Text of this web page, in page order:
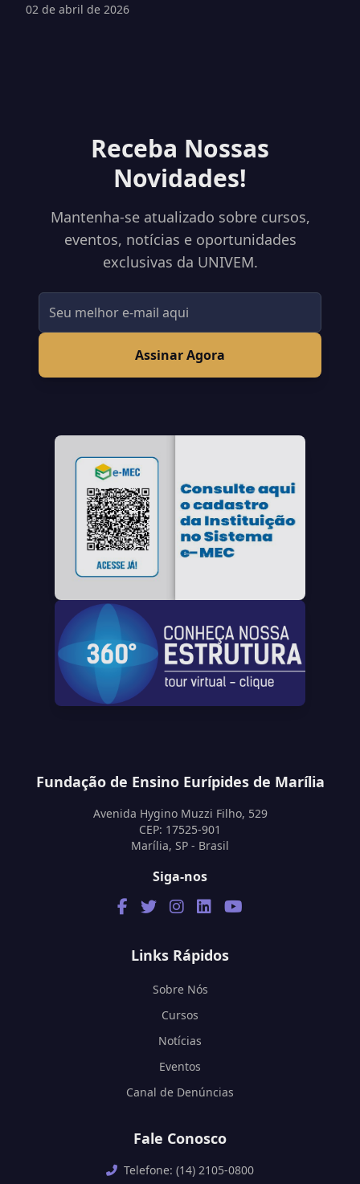
02 de abril de 2026
Receba Nossas
Novidades!
Mantenha-se atualizado sobre cursos,
eventos, notícias e oportunidades
exclusivas da UNIVEM.
Assinar Agora
Fundação de Ensino Eurípides de Marília
Avenida Hygino Muzzi Filho, 529
CEP: 17525-901
Marília, SP - Brasil
Siga-nos
Links Rápidos
Sobre Nós
Cursos
Notícias
Eventos
Canal de Denúncias
Fale Conosco
Telefone: (14) 2105-0800